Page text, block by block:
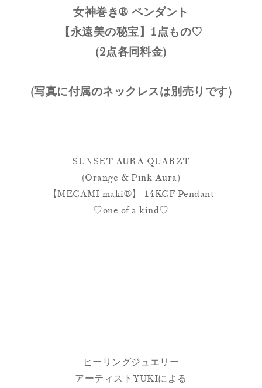
女神巻き®︎ ペンダント
【永遠美の秘宝】1点もの♡
(2点各同料金)
(写真に付属のネックレスは別売りです)
SUNSET AURA QUARZT
(Orange & Pink Aura)
【MEGAMI maki®︎】 14KGF Pendant
♡one of a kind♡
ヒーリングジュエリー
アーティストYUKIによる